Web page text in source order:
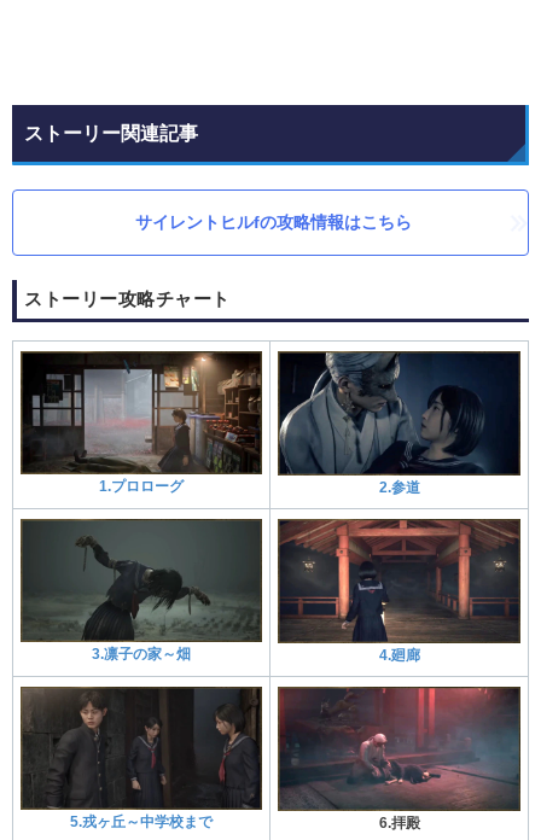
ストーリー関連記事
サイレントヒルfの攻略情報はこちら
ストーリー攻略チャート
1.プロローグ 2.参道
3.凛子の家～畑 4.廻廊
5.戎ヶ丘～中学校まで 6.拝殿